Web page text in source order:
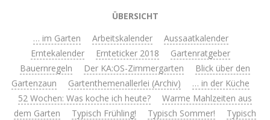
ÜBERSICHT
… im Garten
Arbeitskalender
Aussaatkalender
Erntekalender
Ernteticker 2018
Gartenratgeber
Bauernregeln
Der KA:OS-Zimmergarten
Blick über den
Gartenzaun
Gartenthemenallerlei (Archiv)
… in der Küche
52 Wochen: Was koche ich heute?
Warme Mahlzeiten aus
dem Garten
Typisch Frühling! Typisch Sommer!
Typisch